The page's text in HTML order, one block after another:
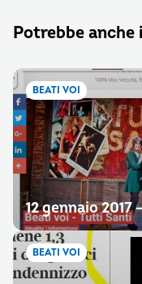
Potrebbe
BEATI VOI
12 gennaio
BEATI VOI